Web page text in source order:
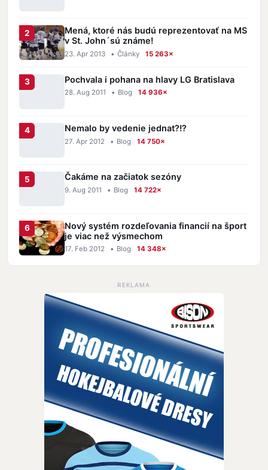
Mená, ktoré nás budú reprezentovať na MS
v St. John´sú známe!
23. Apr 2013 • Články 15 263×
Pochvala i pohana na hlavy LG Bratislava
28. Aug 2011 • Blog 14 936×
Nemalo by vedenie jednat?!?
27. Apr 2012 • Blog 14 750×
Čakáme na začiatok sezóny
9. Aug 2011 • Blog 14 722×
Nový systém rozdeľovania financií na šport
je viac než výsmechom
17. Feb 2012 • Blog 14 348×
REKLAMA